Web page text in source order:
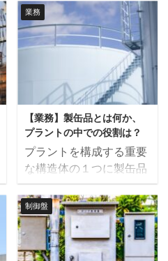
す。 この記事では、エネ
ルギー管理士を難しすぎ
ると感じているあなたの
ために、そう感じてしま
う理由やおすすめの勉強
法について詳しく解説し
ます。 こんな方におすす
め エネルギー管理士の勉
強がつらい エネ ...
け取ると電動機として稼
働します。 この記事では
発電機のモータリングと
は何かについて解説して
います。 発電機のモータ
リングとは 発電機のモー
タリングとは、発電機が
他の電源から電力の供給
を受けて、電動機として
回転する現象のことを言
います。 通常の蒸気ター
ビン発電機の場合、高温
高圧の蒸気がガバナを通
って蒸気タービンに供給
され、蒸気の熱落差によ
業務
【業務】製缶品とは何か、
プラントの中での役割は？
プラントを構成する重要
な構造体の１つに製缶品
があります。 この記事で
は製缶品とは何か、役割
や手配の手順について解
説します。 製缶品とは
製缶品とは、鉄やステン
制御盤